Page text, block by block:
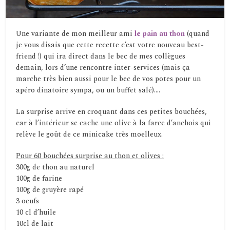
Une variante de mon meilleur amile pain au thon(quand
je vous disais que cette recette c’est votre nouveau best-
friend !) qui ira direct dans le bec de mes collègues
demain, lors d’une rencontre inter-services (mais ça
marche très bien aussi pour le bec de vos potes pour un
apéro dinatoire sympa, ou un buffet salé)….
La surprise arrive en croquant dans ces petites bouchées,
car à l’intérieur se cache une olive à la farce d’anchois qui
relève le goût de ce minicake très moelleux.
Pour 60 bouchées surprise au thon et olives :
300g de thon au naturel
100g de farine
100g de gruyère rapé
3 oeufs
10 cl d’huile
10cl de lait